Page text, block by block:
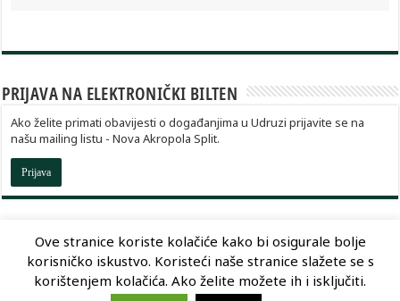
PRIJAVA NA ELEKTRONIČKI BILTEN
Ako želite primati obavijesti o događanjima u Udruzi prijavite se na
našu mailing listu - Nova Akropola Split.
Prijava
Dizajn: Optimum Dizajn
Ove stranice koriste kolačiće kako bi osigurale bolje
korisničko iskustvo. Koristeći naše stranice slažete se s
korištenjem kolačića. Ako želite možete ih i isključiti.